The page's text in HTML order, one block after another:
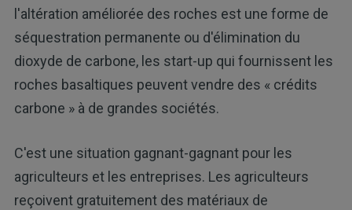
l'altération améliorée des roches est une forme de
séquestration permanente ou d'élimination du
dioxyde de carbone, les start-up qui fournissent les
roches basaltiques peuvent vendre des « crédits
carbone » à de grandes sociétés.
C'est une situation gagnant-gagnant pour les
agriculteurs et les entreprises. Les agriculteurs
reçoivent gratuitement des matériaux de